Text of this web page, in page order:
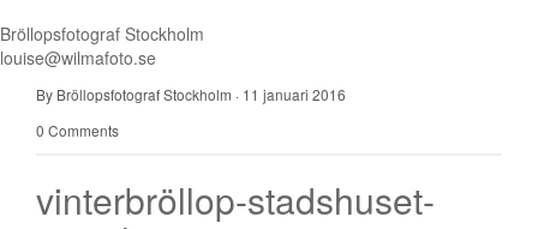
Bröllopsfotograf Stockholm
louise@wilmafoto.se
By Bröllopsfotograf Stockholm · 11 januari 2016
0 Comments
vinterbröllop-stadshuset-